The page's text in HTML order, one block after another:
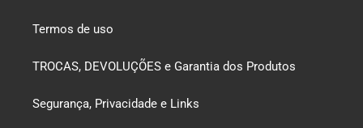
Termos de uso
TROCAS, DEVOLUÇÕES e Garantia dos Produtos
Segurança, Privacidade e Links